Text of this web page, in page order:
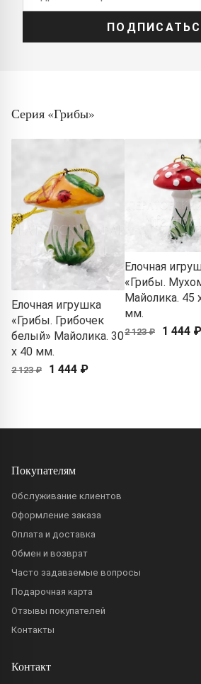
Серия «Грибы»
Елочная игрушка
«Грибы. Грибочек
белый» Майолика. 30
x 40 мм.
2 123 ₽ 1 444 ₽
Елочная
«Грибы.
Майолика. 45
мм.
2 123 ₽ 1 444 ₽
Покупателям
Обслуживание клиентов
Оформление заказа
Оплата и доставка
Обмен и возврат
Часто задаваемые вопросы
Подарочная карта
Отзывы покупателей
Контакты
Контакт